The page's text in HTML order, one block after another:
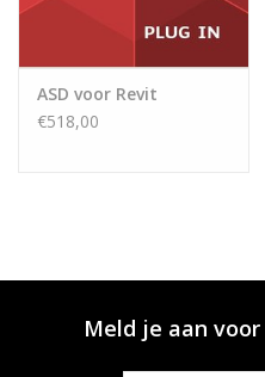
ASD voor Revit
€518,00
Meld je aan